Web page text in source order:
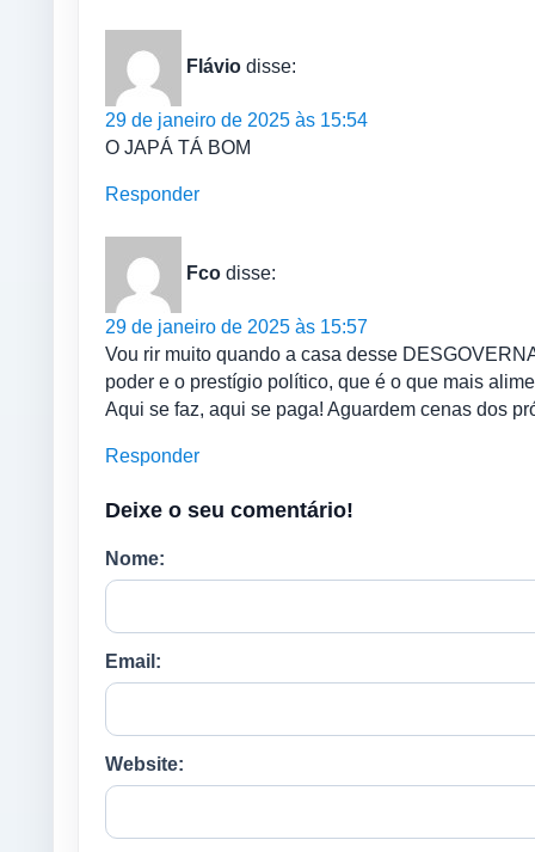
Flávio disse:
29 de janeiro de 2025 às 15:54
O JAPÁ TÁ BOM
Responder
Fco disse:
29 de janeiro de 2025 às 15:57
Vou rir muito quando a casa desse
poder e o prestígio político, que é o que mais
Aqui se faz, aqui se paga! Aguardem cenas dos
Responder
Deixe o seu comentário!
Nome:
Email:
Website: